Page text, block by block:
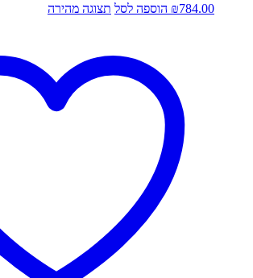
₪784.00 הוספה לסל תצוגה מהירה